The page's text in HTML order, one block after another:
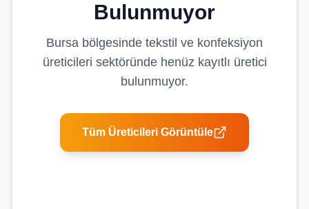
Bulunmuyor
Bursa bölgesinde tekstil ve konfeksiyon
üreticileri sektöründe henüz kayıtlı üretici
bulunmuyor.
Tüm Üreticileri Görüntüle